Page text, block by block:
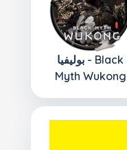
بوليفيا - Black
Myth Wukong